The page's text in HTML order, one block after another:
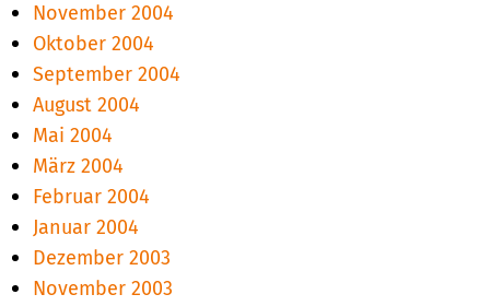
November 2004
Oktober 2004
September 2004
August 2004
Mai 2004
März 2004
Februar 2004
Januar 2004
Dezember 2003
November 2003